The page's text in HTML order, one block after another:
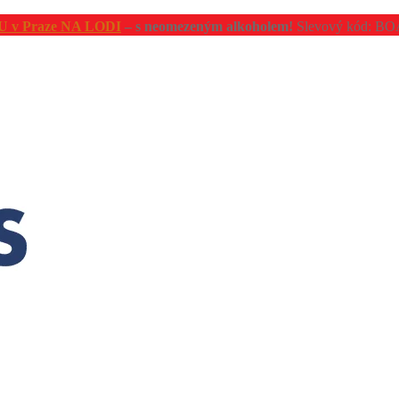
v Praze NA LODI – s neomezeným alkoholem! Slevový kód: